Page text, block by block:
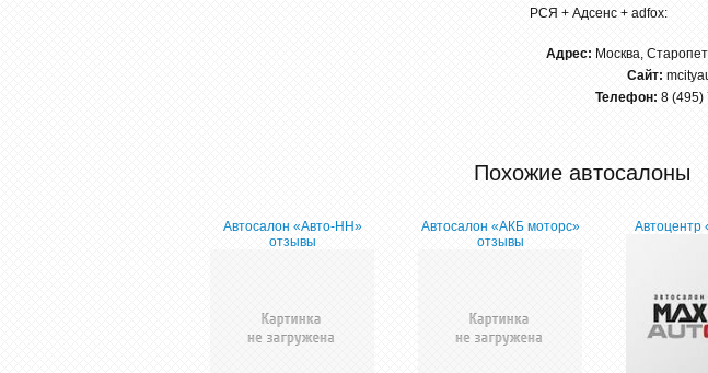
РСЯ + Адсенс + adfox:
Адрес: Москва,
Сайт:
Телефон: 8 (495)
Похожие автосалоны
Автосалон «Авто-НН»
отзывы
Автосалон «АКБ моторс»
отзывы
Автоцентр